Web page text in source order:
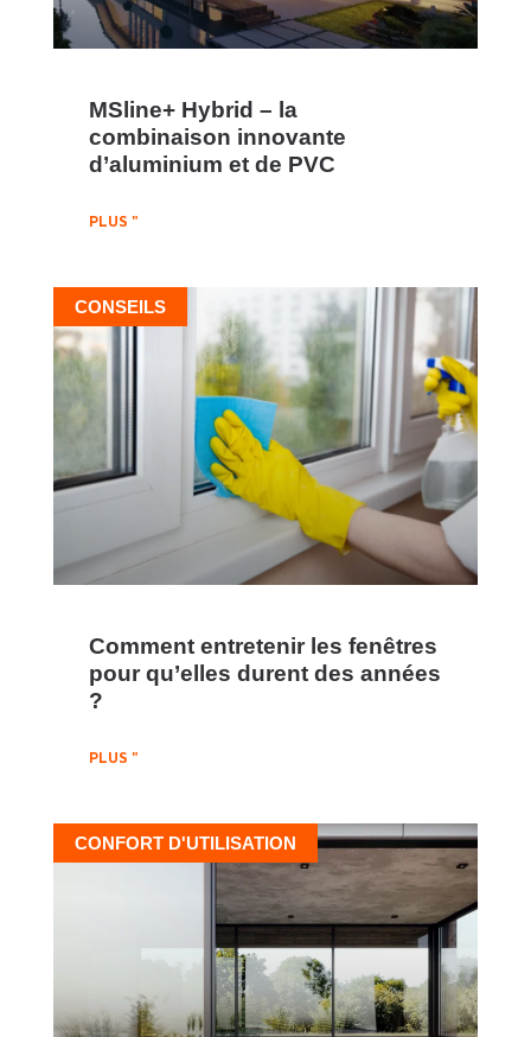
MSline+ Hybrid – la
combinaison innovante
d’aluminium et de PVC
PLUS "
CONSEILS
Comment entretenir les fenêtres
pour qu’elles durent des années
?
PLUS "
CONFORT D'UTILISATION